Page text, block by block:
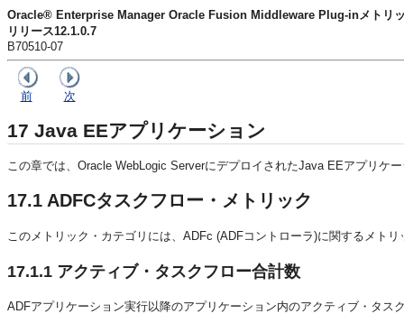
Oracle® Enterprise Manager Oracle Fusion Middleware Plug-inメトリ
リリース12.1.0.7
B70510-07
前 次
17 Java EEアプリケーション
この章では、Oracle WebLogic ServerにデプロイされたJava EEアプリケ
17.1 ADFCタスクフロー・メトリック
このメトリック・カテゴリには、ADFc (ADFコントローラ)に関するメト
17.1.1 アクティブ・タスクフロー合計数
ADFアプリケーション実行以降のアプリケーション内のアクティブ・タ